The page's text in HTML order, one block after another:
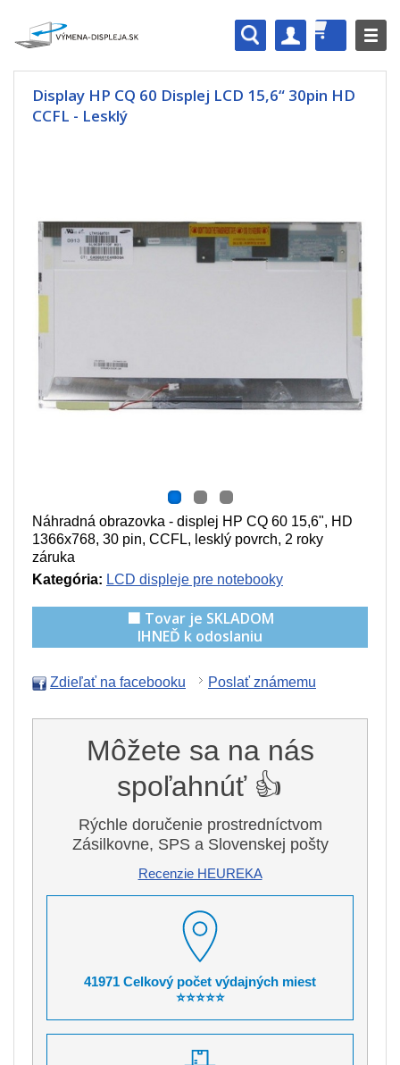
Display HP CQ 60 Displej LCD 15,6“ 30pin HD
CCFL - Lesklý
Náhradná obrazovka - displej HP CQ 60 15,6", HD
1366x768, 30 pin, CCFL, lesklý povrch, 2 roky
záruka
Kategória: LCD displeje pre notebooky
🟩 Tovar je SKLADOM
IHNEĎ k odoslaniu
Zdieľať na facebooku Poslať známemu
Môžete sa na nás
spoľahnúť 👍
Rýchle doručenie prostredníctvom
Zásilkovne, SPS a Slovenskej pošty
Recenzie HEUREKA
41971 Celkový počet výdajných miest
⭐⭐⭐⭐⭐